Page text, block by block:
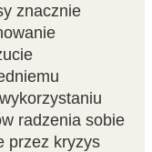
znacznie
radzenia sobie
przez kryzys